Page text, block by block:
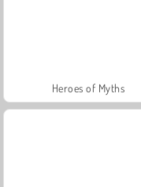
Heroes of Myths